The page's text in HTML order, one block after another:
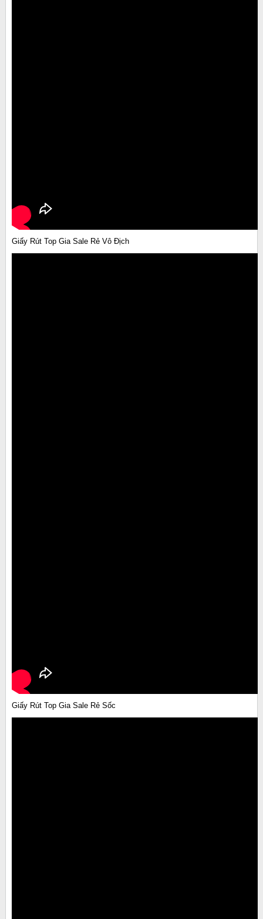
Giấy Rút Top Gia Sale Rẻ Vô Địch
Giấy Rút Top Gia Sale Rẻ Sốc